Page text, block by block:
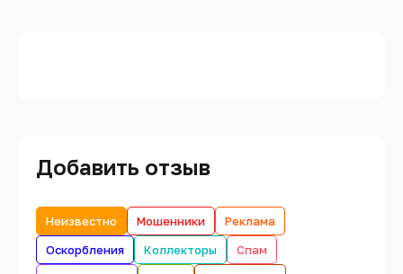
Добавить отзыв
Неизвестно Мошенники
Реклама
Оскорбления
Коллекторы
Спам